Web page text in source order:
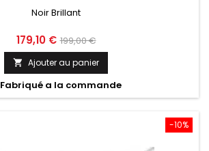
Noir Brillant
Prix
179,10 € Prix
base
199,00 €
 Ajouter au panier
Fabriqué a la commande
-10%